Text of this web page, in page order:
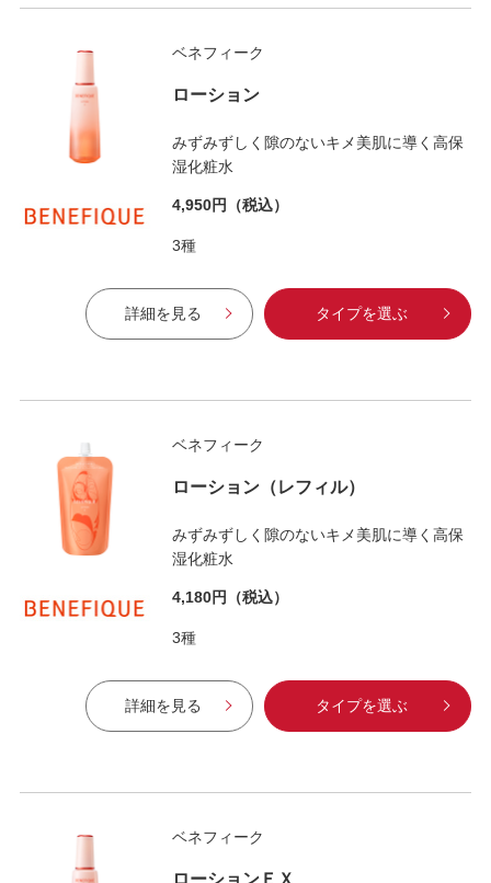
ベネフィーク
ローション
みずみずしく隙のないキメ美肌に導く高保
湿化粧水
4,950円 （税込）
3種
詳細を見る タイプを選ぶ
ベネフィーク
ローション（レフィル）
みずみずしく隙のないキメ美肌に導く高保
湿化粧水
4,180円 （税込）
3種
詳細を見る タイプを選ぶ
ベネフィーク
ローションＥＸ